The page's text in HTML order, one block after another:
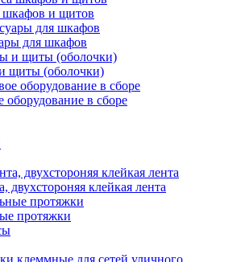
шкафов и щитов
для шкафов
щиты (оболочки)
в сборе
двухстороняя клейкая лента
протяжки